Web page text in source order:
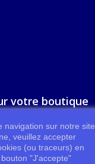
votre boutique
navigation sur notre site
veuillez accepter
(ou traceurs) en
"J'accepte"